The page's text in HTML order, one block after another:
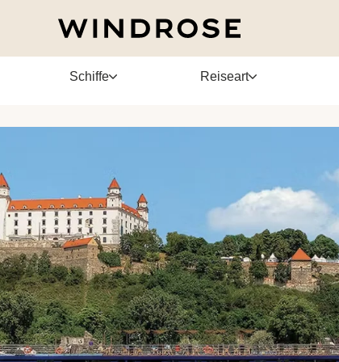
Schiffe Reiseart